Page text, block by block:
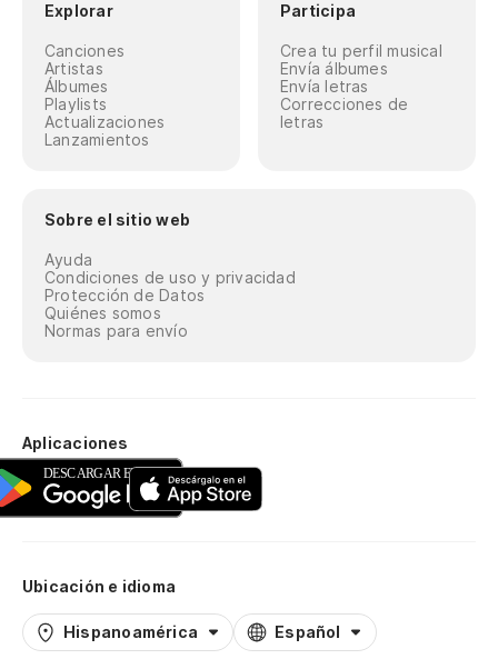
Explorar
Canciones
Artistas
Álbumes
Playlists
Actualizaciones
Lanzamientos
Participa
Crea tu perfil musical
Envía álbumes
Envía letras
Correcciones de
letras
Sobre el sitio web
Ayuda
Condiciones de uso y privacidad
Protección de Datos
Quiénes somos
Normas para envío
Aplicaciones
Ubicación e idioma
Hispanoamérica Español